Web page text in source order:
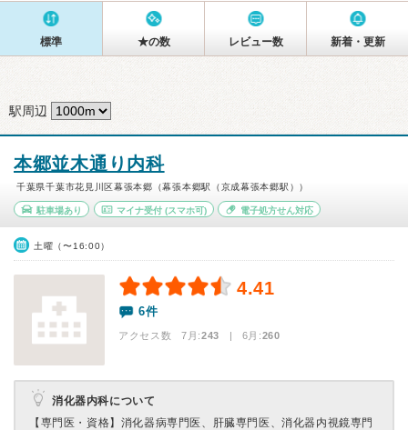
標準 ★の数 レビュー数 新着・更新
駅周辺
本郷並木通り内科
千葉県千葉市花見川区幕張本郷（幕張本郷駅（京成幕張本郷駅））
駐車場あり マイナ受付(スマホ可) 電子処方せん対応
土曜（〜16:00）
4.41
6件
アクセス数 7月:243 | 6月:260
消化器内科について
【専門医・資格】 消化器病専門医、肝臓専門医、消化器内視鏡専門